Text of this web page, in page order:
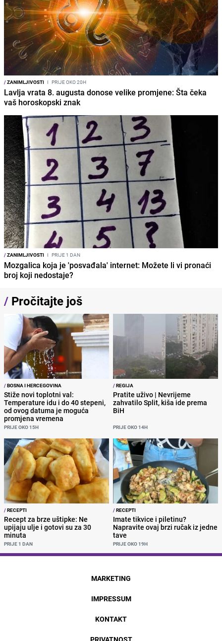
/ZANIMLJIVOSTI I PRIJE OKO 20H
Lavlja vrata 8. augusta donose velike promjene: Šta čeka
vaš horoskopski znak
/ZANIMLJIVOSTI I PRIJE 1 DAN
Mozgalica koja je 'posvađala' internet: Možete li vi pronaći
broj koji nedostaje?
/ Pročitajte još
/BOSNA I HERCEGOVINA
Stiže novi toplotni val:
Temperature idu i do 40 stepeni,
od ovog datuma je moguća
promjena vremena
PRIJE OKO 15H
/REGIJA
Pratite uživo | Nevrijeme
zahvatilo Split, kiša ide prema
BiH
PRIJE OKO 14H
/RECEPTI
Recept za brze uštipke: Ne
upijaju ulje i gotovi su za 30
minuta
PRIJE 1 DAN
/RECEPTI
Imate tikvice i piletinu?
Napravite ovaj brzi ručak iz jedne
tave
PRIJE OKO 19H
MARKETING
IMPRESSUM
KONTAKT